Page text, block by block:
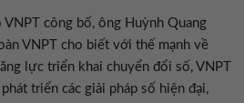
VNPT công bố, ông Huỳnh Quang
VNPT cho biết với thế mạnh về
lực triển khai chuyển đổi số, VNPT
triển các giải pháp số hiện đại,